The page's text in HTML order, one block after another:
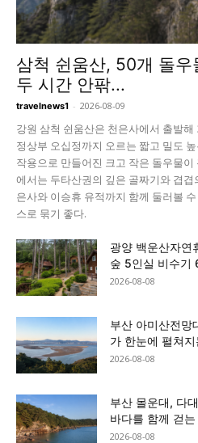
삼척 쉰움산, 50개 돌우
두 시간 안팎...
travelnews1 - 2026-08-09
강원 삼척 쉰움산은 천은사에서 출발
정상부 오십정까지 오르는 짧고 밀도
작용으로 만들어진 크고 작은 돌우물
에서는 두타산권의 깊은 골짜기와 겹
은사와 이승휴 유적까지 함께 둘러볼
스로 묶기 좋다.
광양 백운산자연
숲 5인실 비수기
2026-08-08
부산 아미산전망
가 한눈에 펼쳐
2026-08-08
부산 몰운대, 다
바다를 함께 걷
2026-08-08